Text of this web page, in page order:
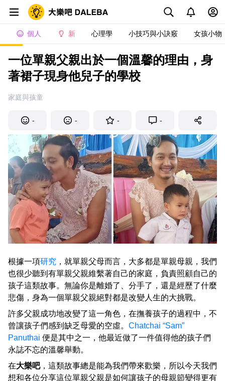
個人 新 心理學 小技巧與小訣竅 女孩小物
一位單親父親出於一個溫馨的理由，身
著裙子現身他兒子的學校
家庭與孩童
- - - -
根據一項研究 ，就單親父母而言，大多都是單親母親，我們
也很少聽到有單親父親維繫著自己的家庭，負責照顧自己的
孩子這類故事。無論你是離婚了、分手了，還是經歷了什麼
悲傷，身為一個單親父親絕對都是改變人生的大挑戰。
許多父親成功地改變了這一角色，在撫養孩子的過程中，不
曾讓孩子們感到缺乏母愛的空虛。 Chatchai “Sam”
Panuthai 便是其中之一，他最近做了一件值得他的孩子們
永誌不忘的溫馨舉動。
在大樂吧，這類故事總是能為我們帶來歡樂，所以今天我們
想和各位分享這位單親父親是如何讓孩子的母親節變得更有